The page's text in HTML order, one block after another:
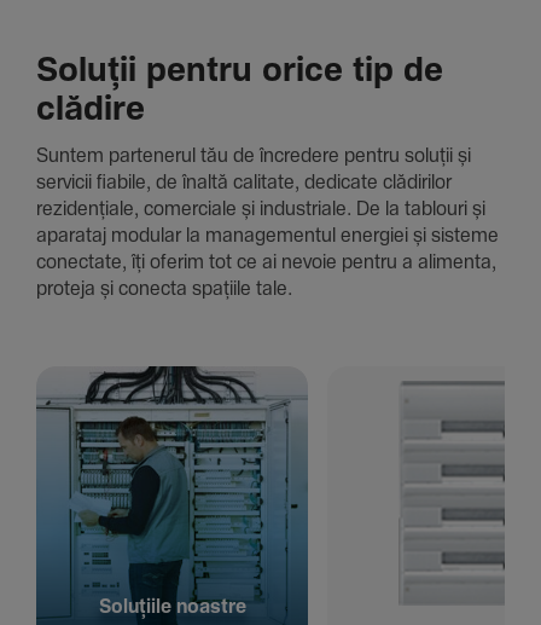
Soluții pentru orice tip de
clădire
Suntem parte­nerul tău de încre­dere pentru soluții și
servicii fiabile, de înaltă cali­tate, dedi­cate clădi­rilor
rezi­den­țiale, comer­ciale și indus­triale. De la tablouri și
aparataj modular la managementul energiei și sisteme
conec­tate, îți oferim tot ce ai nevoie pentru a alimenta,
proteja și conecta spațiile tale.
Solu­țiile noastre